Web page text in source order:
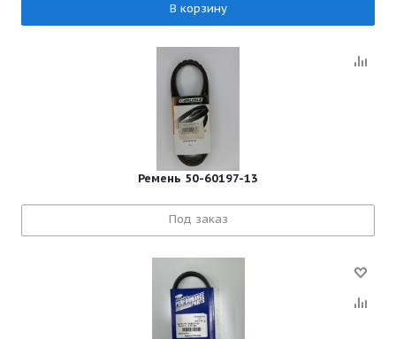
В корзину
Ремень 50-60197-13
Под заказ